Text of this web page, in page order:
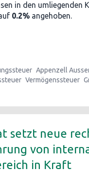
in den umliegenden
0.2% angehoben.
Appenzell
Vermögenssteuer
setzt neue
von
in Kraft